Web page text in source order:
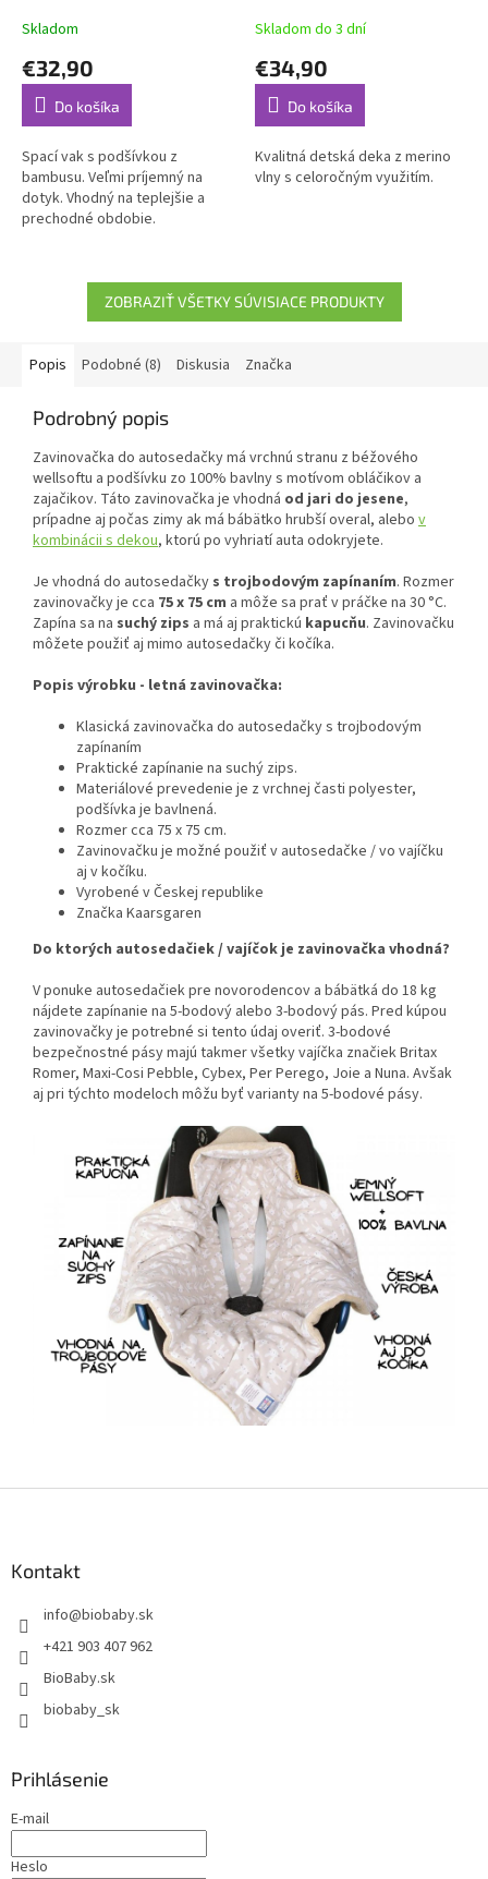
Skladom
€32,90
Do košíka
Spací vak s podšívkou z
bambusu. Veľmi príjemný na
dotyk. Vhodný na teplejšie a
prechodné obdobie.
Skladom do 3 dní
€34,90
Do košíka
Kvalitná detská deka z merino
vlny s celoročným využitím.
ZOBRAZIŤ VŠETKY SÚVISIACE PRODUKTY
Popis Podobné (8) Diskusia Značka
Podrobný popis
Zavinovačka do autosedačky má vrchnú stranu z béžového
wellsoftu a podšívku zo 100% bavlny s motívom obláčikov a
zajačikov. Táto zavinovačka je vhodná od jari do jesene,
prípadne aj počas zimy ak má bábätko hrubší overal, alebo v
kombinácii s dekou, ktorú po vyhriatí auta odokryjete.
Je vhodná do autosedačky s trojbodovým zapínaním. Rozmer
zavinovačky je cca 75 x 75 cm a môže sa prať v práčke na 30 °C.
Zapína sa na suchý zips a má aj praktickú kapucňu. Zavinovačku
môžete použiť aj mimo autosedačky či kočíka.
Popis výrobku - letná zavinovačka:
Klasická zavinovačka do autosedačky s trojbodovým
zapínaním
Praktické zapínanie na suchý zips.
Materiálové prevedenie je z vrchnej časti polyester,
podšívka je bavlnená.
Rozmer cca 75 x 75 cm.
Zavinovačku je možné použiť v autosedačke / vo vajíčku
aj v kočíku.
Vyrobené v Českej republike
Značka Kaarsgaren
Do ktorých autosedačiek / vajíčok je zavinovačka vhodná?
V ponuke autosedačiek pre novorodencov a bábätká do 18 kg
nájdete zapínanie na 5-bodový alebo 3-bodový pás. Pred kúpou
zavinovačky je potrebné si tento údaj overiť. 3-bodové
bezpečnostné pásy majú takmer všetky vajíčka značiek Britax
Romer, Maxi-Cosi Pebble, Cybex, Per Perego, Joie a Nuna. Avšak
aj pri týchto modeloch môžu byť varianty na 5-bodové pásy.
Kontakt
info@biobaby.sk
+421 903 407 962
BioBaby.sk
biobaby_sk
Prihlásenie
E-mail
Heslo